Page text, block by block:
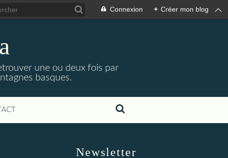
Connexion + Créer mon blog
une ou deux fois par
basques.
Newsletter